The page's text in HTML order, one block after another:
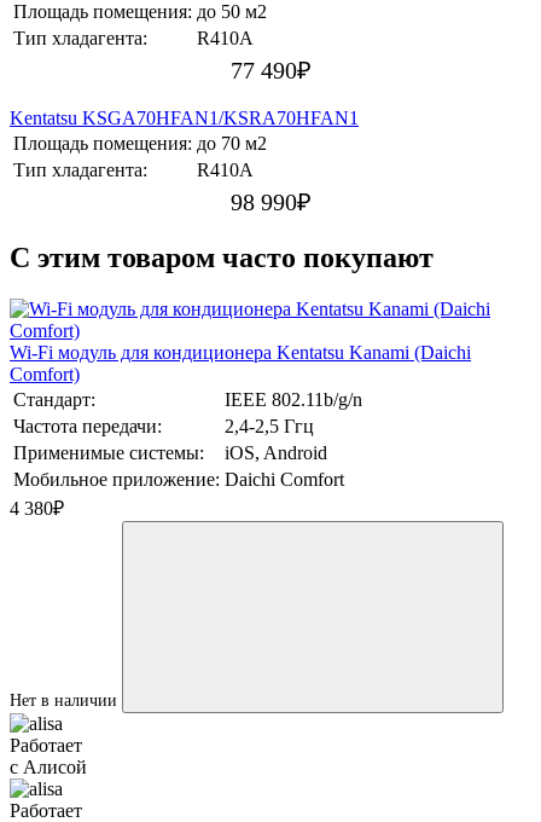
Площадь помещения: до 50 м2
Тип хладагента:
R410A
77 490₽
Kentatsu KSGA70HFAN1/KSRA70HFAN1
Площадь помещения: до 70 м2
Тип хладагента:
R410A
98 990₽
C этим товаром часто покупают
Wi-Fi модуль для кондиционера Kentatsu Kanami (Daichi
Comfort)
Стандарт:
IEEE 802.11b/g/n
Частота передачи:
2,4-2,5 Ггц
Применимые системы:
iOS, Android
Мобильное приложение: Daichi Comfort
4 380₽
Нет в наличии
Работает
с Алисой
Работает